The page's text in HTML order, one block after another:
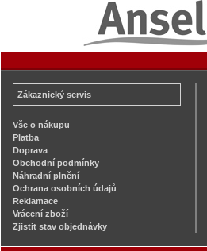
Zákaznický servis
Vše o nákupu
Platba
Doprava
Obchodní podmínky
Náhradní plnění
Ochrana osobních údajů
Reklamace
Vrácení zboží
Zjistit stav objednávky